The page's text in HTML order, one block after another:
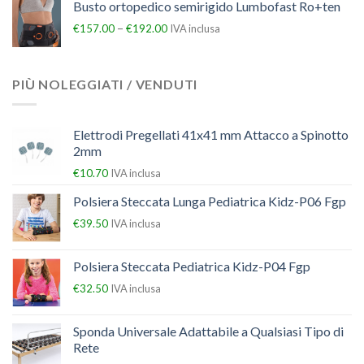
Busto ortopedico semirigido Lumbofast Ro+ten
€157.00 – €192.00 IVA inclusa
PIÙ NOLEGGIATI / VENDUTI
Elettrodi Pregellati 41x41 mm Attacco a Spinotto
2mm
€10.70 IVA inclusa
Polsiera Steccata Lunga Pediatrica Kidz-P06 Fgp
€39.50 IVA inclusa
Polsiera Steccata Pediatrica Kidz-P04 Fgp
€32.50 IVA inclusa
Sponda Universale Adattabile a Qualsiasi Tipo di
Rete